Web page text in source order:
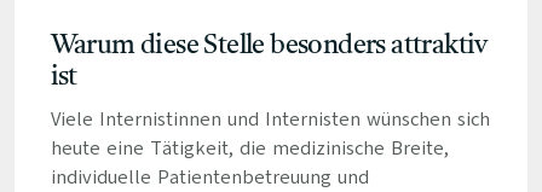
Warum diese Stelle besonders attraktiv
ist
Viele Internistinnen und Internisten wünschen sich
heute eine Tätigkeit, die medizinische Breite,
individuelle Patientenbetreuung und